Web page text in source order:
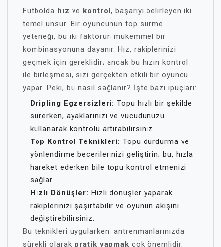
Futbolda hız ve kontrol, başarıyı belirleyen iki
temel unsur. Bir oyuncunun top sürme
yeteneği, bu iki faktörün mükemmel bir
kombinasyonuna dayanır. Hız, rakiplerinizi
geçmek için gereklidir; ancak bu hızın kontrol
ile birleşmesi, sizi gerçekten etkili bir oyuncu
yapar. Peki, bu nasıl sağlanır? İşte bazı ipuçları:
Dripling Egzersizleri: Topu hızlı bir şekilde
sürerken, ayaklarınızı ve vücudunuzu
kullanarak kontrolü artırabilirsiniz.
Top Kontrol Teknikleri: Topu durdurma ve
yönlendirme becerilerinizi geliştirin; bu, hızla
hareket ederken bile topu kontrol etmenizi
sağlar.
Hızlı Dönüşler: Hızlı dönüşler yaparak
rakiplerinizi şaşırtabilir ve oyunun akışını
değiştirebilirsiniz.
Bu teknikleri uygularken, antrenmanlarınızda
sürekli olarak pratik yapmak çok önemlidir.